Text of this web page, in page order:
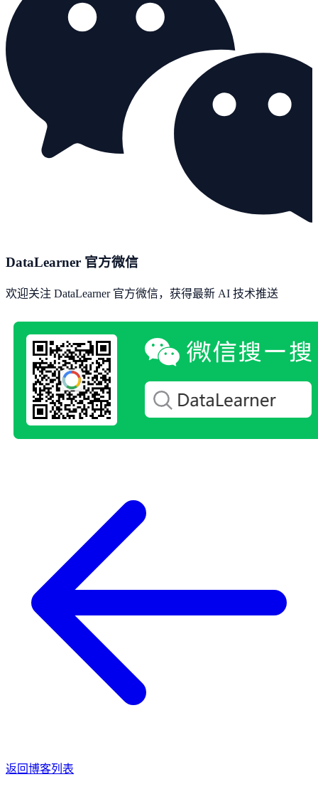
DataLearner 官方微信
欢迎关注 DataLearner 官方微信，获得最新 AI 技术推送
返回博客列表